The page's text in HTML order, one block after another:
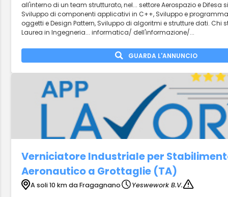
all'interno di un team strutturato, nel... settore Aerospazio e Difesa
Sviluppo di componenti applicativi in C++, Sviluppo e
oggetti e Design Pattern, Sviluppo di algoritmi e strutture dati. Chi
Laurea in Ingegneria... informatica/ dell'informazione/...
GUARDA L'ANNUNCIO
Verniciatore Industriale per
Aeronautico a Grottaglie (TA)
A soli 10 km da Fragagnano
Yeswework B.V.